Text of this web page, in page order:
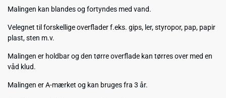
Malingen kan blandes og fortyndes med vand.
Velegnet til forskellige overflader f.eks. gips, ler, styropor, pap, papir
plast, sten m.v.
Malingen er holdbar og den tørre overflade kan tørres over med en
våd klud.
Malingen er A-mærket og kan bruges fra 3 år.